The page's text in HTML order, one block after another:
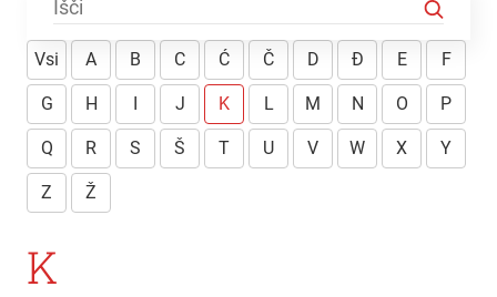
Vsi A B C Ć Č D Đ E F
G H I J K L M N O P
Q R S Š T U V W X Y
Z Ž
K